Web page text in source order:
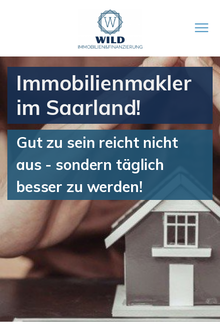
Immobilienmakler
im Saarland!
Gut zu sein reicht nicht
aus - sondern täglich
besser zu werden!